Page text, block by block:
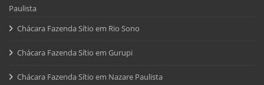
Paulista
Chácara Fazenda Sítio em Rio Sono
Chácara Fazenda Sítio em Gurupi
Chácara Fazenda Sítio em Nazare Paulista